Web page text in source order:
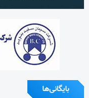
بایگانی‌ها